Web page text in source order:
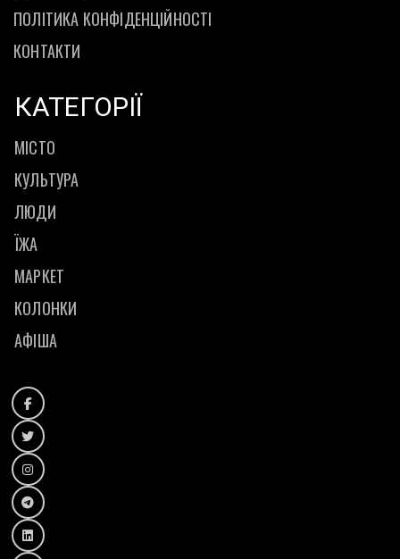
ПОЛІТИКА КОНФІДЕНЦІЙНОСТІ
КОНТАКТИ
КАТЕГОРІЇ
МІСТО
КУЛЬТУРА
ЛЮДИ
ЇЖА
МАРКЕТ
КОЛОНКИ
АФІША